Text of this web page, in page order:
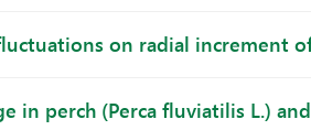
on radial increment
in perch (Perca fluviatilis L.)